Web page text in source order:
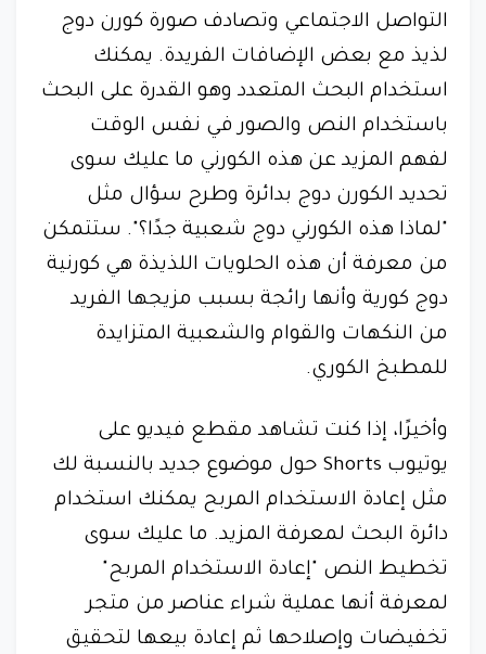
التواصل الاجتماعي وتصادف صورة كورن دوج
لذيذ مع بعض الإضافات الفريدة. يمكنك
استخدام البحث المتعدد وهو القدرة على البحث
باستخدام النص والصور في نفس الوقت
لفهم المزيد عن هذه الكورني ما عليك سوى
تحديد الكورن دوج بدائرة وطرح سؤال مثل
"لماذا هذه الكورني دوج شعبية جدًا؟". ستتمكن
من معرفة أن هذه الحلويات اللذيذة هي كورنية
دوج كورية وأنها رائجة بسبب مزيجها الفريد
من النكهات والقوام والشعبية المتزايدة
للمطبخ الكوري.
وأخيرًا، إذا كنت تشاهد مقطع فيديو على
يوتيوب Shorts حول موضوع جديد بالنسبة لك
مثل إعادة الاستخدام المربح يمكنك استخدام
دائرة البحث لمعرفة المزيد. ما عليك سوى
تخطيط النص "إعادة الاستخدام المربح"
لمعرفة أنها عملية شراء عناصر من متجر
تخفيضات وإصلاحها ثم إعادة بيعها لتحقيق